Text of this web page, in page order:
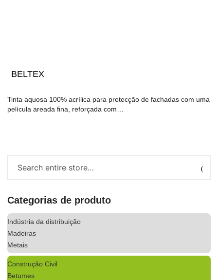
BELTEX
Tinta aquosa 100% acrílica para protecção de fachadas com uma
película areada fina, reforçada com…
Categorias de produto
Indústria da distribuição
Madeiras
Metais
Construção Civil
Betumes